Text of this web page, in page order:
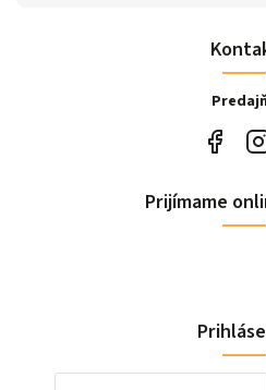
Prijímame